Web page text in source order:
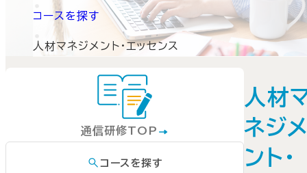
コースを探す
人材マネジメント・エッセンス
通信研修TOP
コースを探す
人材
ネジ
ント・